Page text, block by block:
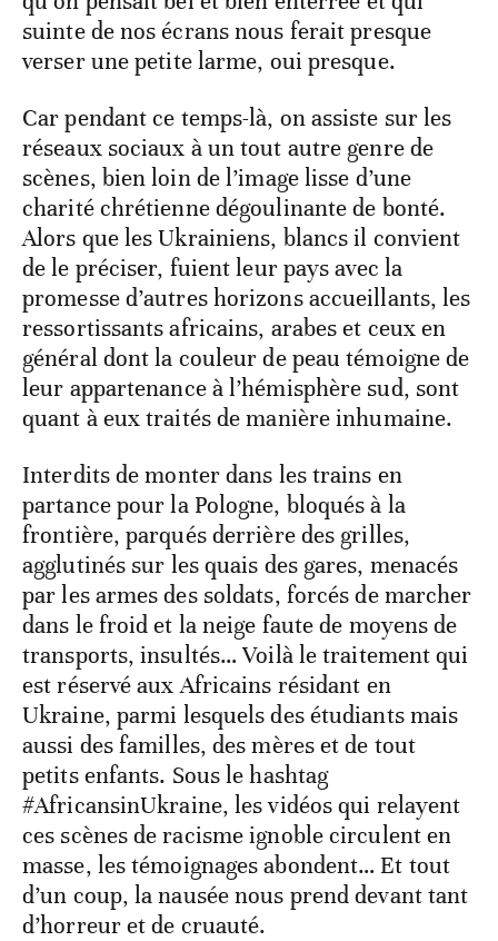
suinte de nos écrans nous ferait presque
verser une petite larme, oui presque.
Car pendant ce temps-là, on assiste sur les
réseaux sociaux à un tout autre genre de
scènes, bien loin de l’image lisse d’une
charité chrétienne dégoulinante de bonté.
Alors que les Ukrainiens, blancs il convient
de le préciser, fuient leur pays avec la
promesse d’autres horizons accueillants, les
ressortissants africains, arabes et ceux en
général dont la couleur de peau témoigne de
leur appartenance à l’hémisphère sud, sont
quant à eux traités de manière inhumaine.
Interdits de monter dans les trains en
partance pour la Pologne, bloqués à la
frontière, parqués derrière des grilles,
agglutinés sur les quais des gares, menacés
par les armes des soldats, forcés de marcher
dans le froid et la neige faute de moyens de
transports, insultés… Voilà le traitement qui
est réservé aux Africains résidant en
Ukraine, parmi lesquels des étudiants mais
aussi des familles, des mères et de tout
petits enfants. Sous le hashtag
#AfricansinUkraine, les vidéos qui relayent
ces scènes de racisme ignoble circulent en
masse, les témoignages abondent… Et tout
d’un coup, la nausée nous prend devant tant
d’horreur et de cruauté.